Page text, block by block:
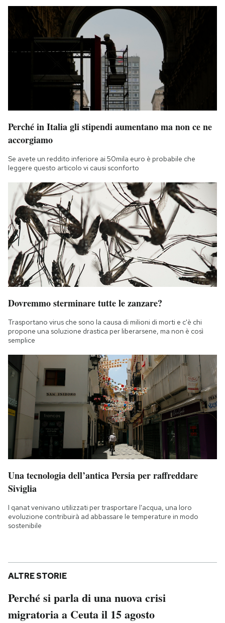
Perché in Italia gli stipendi aumentano ma non ce ne
accorgiamo
Se avete un reddito inferiore ai 50mila euro è probabile che
leggere questo articolo vi causi sconforto
Dovremmo sterminare tutte le zanzare?
Trasportano virus che sono la causa di milioni di morti e c'è chi
propone una soluzione drastica per liberarsene, ma non è così
semplice
Una tecnologia dell’antica Persia per raffreddare
Siviglia
I qanat venivano utilizzati per trasportare l'acqua, una loro
evoluzione contribuirà ad abbassare le temperature in modo
sostenibile
ALTRE STORIE
Perché si parla di una nuova crisi
migratoria a Ceuta il 15 agosto